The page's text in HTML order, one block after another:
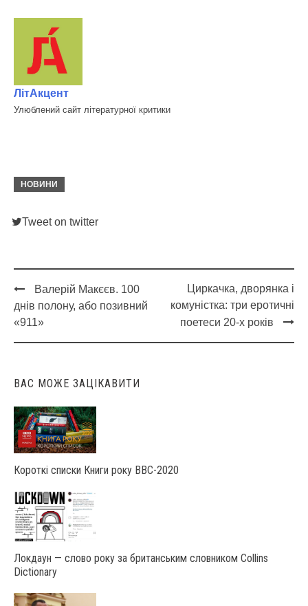
ЛітАкцент
Улюблений сайт літературної критики
НОВИНИ
Tweet on twitter
Post
navigation
Валерій Макєєв. 100
днів полону, або позивний
«911»
Циркачка, дворянка і
комуністка: три еротичні
поетеси 20-х років
ВАС МОЖЕ ЗАЦІКАВИТИ
Короткі списки Книги року ВВС-2020
Локдаун — слово року за британським словником Collins
Dictionary